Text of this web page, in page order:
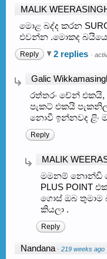
MALIK
මොළ බද්ද කරන
එවන්න .මොකද
Reply 2 replies ·
Galic
රත්තරං චේන් එකයි,
පැකට් එකයි
නොවී ඉන්නවද ළිං
Reply
MALIK
මමනම් නොන්ඩි
PLUS POINT
ගොස් ඔබ තුමාම
කියලා .
Reply
Nandana · 219 weeks ago